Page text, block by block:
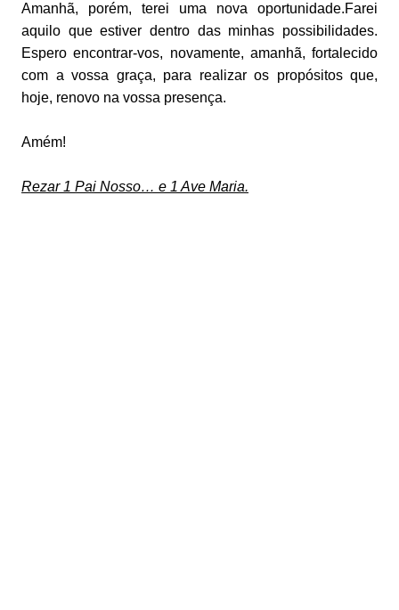
Amanhã, porém, terei uma nova oportunidade.Farei
aquilo que estiver dentro das minhas possibilidades.
Espero encontrar-vos, novamente, amanhã, fortalecido
com a vossa graça, para realizar os propósitos que,
hoje, renovo na vossa presença.
Amém!
Rezar 1 Pai Nosso… e 1 Ave Maria.